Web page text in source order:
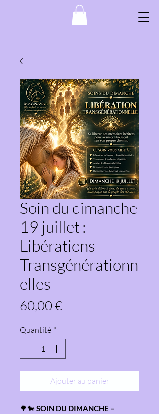
Soin du dimanche
19 juillet :
Libérations
Transgénérationn
elles
60,00 €Prix
Quantité *
Ajouter au panier
🌳🐎 SOIN DU DIMANCHE –